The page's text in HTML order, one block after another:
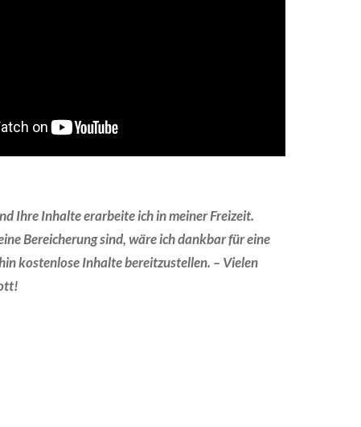
Ihre Inhalte erarbeite ich in meiner Freizeit.
Bereicherung sind, wäre ich dankbar für eine
kostenlose Inhalte bereitzustellen. – Vielen